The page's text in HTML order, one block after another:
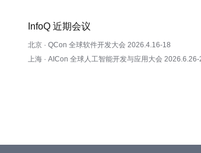
InfoQ 近期会议
北京 · QCon 全球软件开发大会 2026.4.16-18
上海 · AICon 全球人工智能开发与应用大会 2026.6.26-